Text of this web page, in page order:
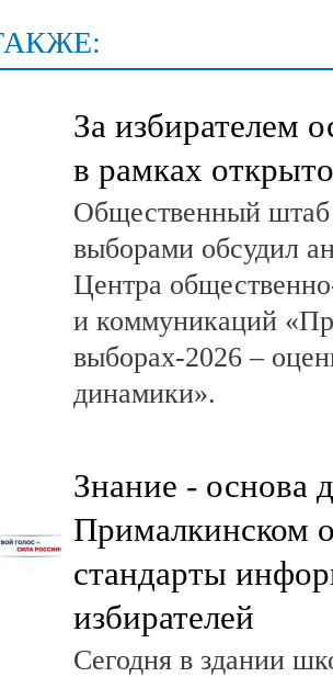
За избирателем
в рамках
Общественный
выборами обсудил
Центра
и коммуникаций
выборах-2026 –
динамики».
Знание - основа
Прималкинском
стандарты
избирателей
Сегодня в здании